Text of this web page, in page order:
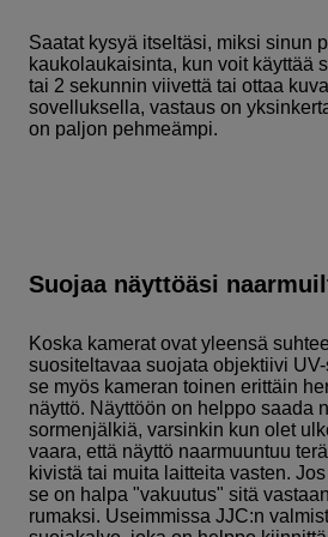
Saatat kysyä itseltäsi, miksi sinun
kaukolaukaisinta, kun voit käyttää
tai 2 sekunnin viivettä tai ottaa
sovelluksella, vastaus on
on paljon pehmeämpi.
Suojaa näyttöäsi
Koska kamerat ovat yleensä
suositeltavaa suojata objektiivi
se myös kameran toinen erittäin
näyttö. Näyttöön on helppo saada
sormenjälkiä, varsinkin kun olet
vaara, että näyttö naarmuuntuu
kivistä tai muita laitteita vasten.
se on halpa "vakuutus" sitä
rumaksi. Useimmissa JJC:n